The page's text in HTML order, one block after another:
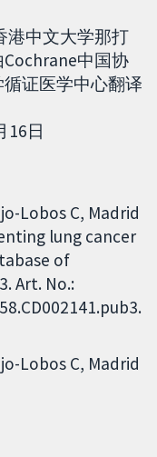
港中文大学那打
中国协
证医学中心翻译
16日
Lobos C, Madrid
lung cancer
of
Art. No.:
Lobos C Madrid